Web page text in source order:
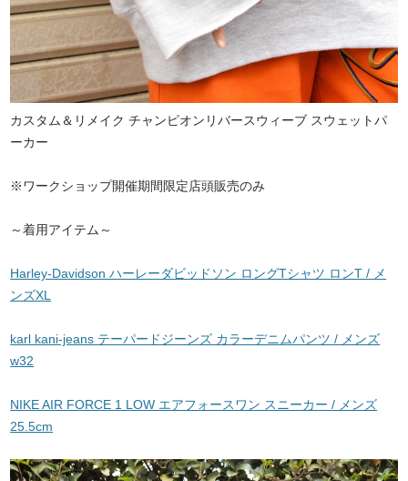
カスタム＆リメイク チャンピオンリバースウィーブ スウェットパ
ーカー
※ワークショップ開催期間限定店頭販売のみ
～着用アイテム～
Harley-Davidson ハーレーダビッドソン ロングTシャツ ロンT / メ
ンズXL
karl kani-jeans テーパードジーンズ カラーデニムパンツ / メンズ
w32
NIKE AIR FORCE 1 LOW エアフォースワン スニーカー / メンズ
25.5cm